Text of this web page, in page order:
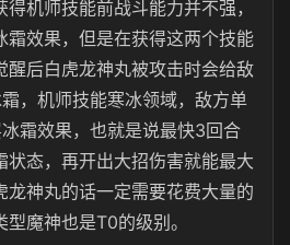
机师技能前战斗能力并不强，
霜效果，但是在获得这两个技能
醒后白虎龙神丸被攻击时会给敌
，机师技能寒冰领域，敌方单
霜效果，也就是说最快3回合
状态，再开出大招伤害就能最大
龙神丸的话一定需要花费大量的
魔神也是T0的级别。